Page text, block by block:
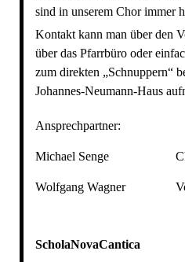
sind in unserem Chor immer
Kontakt kann man über den
über das Pfarrbüro oder
zum direkten „Schnuppern“
Johannes-Neumann-Haus
Ansprechpartner:
Michael Senge
Wolfgang Wagner
ScholaNovaCantica